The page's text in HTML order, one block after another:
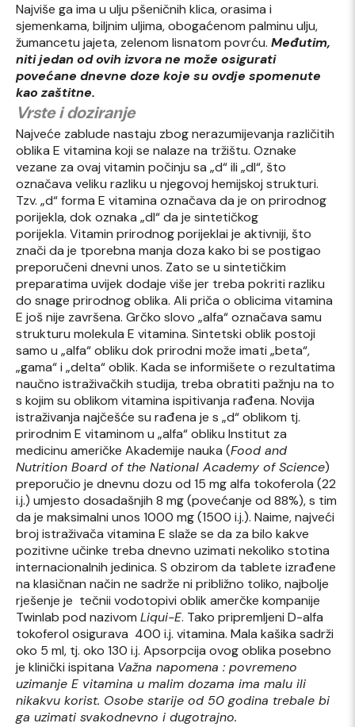
Najviše ga ima u ulju pšeničnih klica, orasima i
sjemenkama, biljnim uljima, obogaćenom palminu ulju,
žumancetu jajeta, zelenom lisnatom povrću. Međutim,
niti jedan od ovih izvora ne može osigurati
povećane dnevne doze koje su ovdje spomenute
kao zaštitne.
Vrste i doziranje
Najveće zablude nastaju zbog nerazumijevanja različitih
oblika E vitamina koji se nalaze na tržištu. Oznake
vezane za ovaj vitamin počinju sa „d“ ili „dl“, što
označava veliku razliku u njegovoj hemijskoj strukturi.
Tzv. „d“ forma E vitamina označava da je on prirodnog
porijekla, dok oznaka „dl“ da je sintetičkog
porijekla. Vitamin prirodnog porijeklai je aktivniji, što
znači da je tporebna manja doza kako bi se postigao
preporučeni dnevni unos. Zato se u sintetičkim
preparatima uvijek dodaje više jer treba pokriti razliku
do snage prirodnog oblika. Ali priča o oblicima vitamina
E još nije završena. Grčko slovo „alfa“ označava samu
strukturu molekula E vitamina. Sintetski oblik postoji
samo u „alfa“ obliku dok prirodni može imati „beta“,
„gama“ i „delta“ oblik. Kada se informišete o rezultatima
naučno istraživačkih studija, treba obratiti pažnju na to
s kojim su oblikom vitamina ispitivanja rađena. Novija
istraživanja najčešće su rađena je s „d“ oblikom tj.
prirodnim E vitaminom u „alfa“ obliku Institut za
medicinu američke Akademije nauka (Food and
Nutrition Board of the National Academy of Science)
preporučio je dnevnu dozu od 15 mg alfa tokoferola (22
i.j.) umjesto dosadašnjih 8 mg (povećanje od 88%), s tim
da je maksimalni unos 1000 mg (1500 i.j.). Naime, najveći
broj istraživača vitamina E slaže se da za bilo kakve
pozitivne učinke treba dnevno uzimati nekoliko stotina
internacionalnih jedinica. S obzirom da tablete izrađene
na klasičnan način ne sadrže ni približno toliko, najbolje
rješenje je tečnii vodotopivi oblik amerčke kompanije
Twinlab pod nazivom Liqui-E. Tako pripremljeni D-alfa
tokoferol osigurava 400 i.j. vitamina. Mala kašika sadrži
oko 5 ml, tj. oko 130 i.j. Apsorpcija ovog oblika posebno
je klinički ispitana Važna napomena : povremeno
uzimanje E vitamina u malim dozama ima malu ili
nikakvu korist. Osobe starije od 50 godina trebale bi
ga uzimati svakodnevno i dugotrajno.